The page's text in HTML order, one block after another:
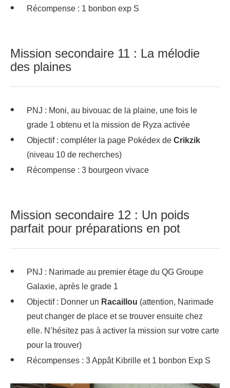
Récompense : 1 bonbon exp S
Mission secondaire 11 : La mélodie
des plaines
PNJ : Moni, au bivouac de la plaine, une fois le
grade 1 obtenu et la mission de Ryza activée
Objectif : compléter la page Pokédex de Crikzik
(niveau 10 de recherches)
Récompense : 3 bourgeon vivace
Mission secondaire 12 : Un poids
parfait pour préparations en pot
PNJ : Narimade au premier étage du QG Groupe
Galaxie, après le grade 1
Objectif : Donner un Racaillou (attention, Narimade
peut changer de place et se trouver ensuite chez
elle. N’hésitez pas à activer la mission sur votre carte
pour la trouver)
Récompenses : 3 Appât Kibrille et 1 bonbon Exp S